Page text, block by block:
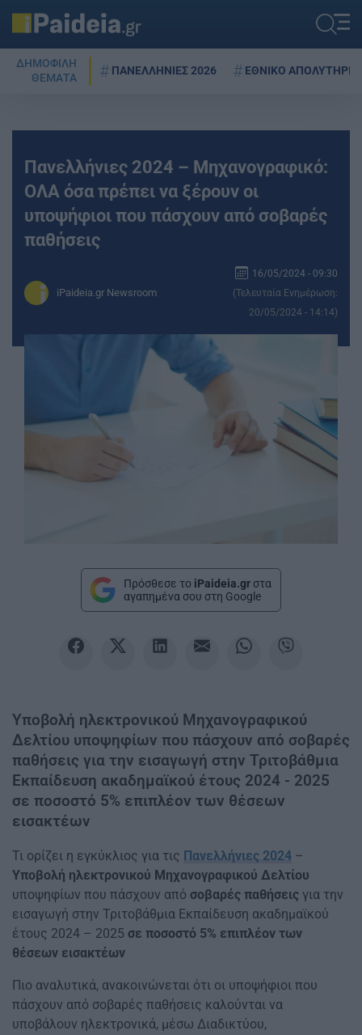
ΔΗΜΟΦΙΛΗ
ΘΕΜΑΤΑ
ΠΑΝΕΛΛΗΝΙΕΣ 2026 ΕΘΝΙΚΟ ΑΠΟΛΥΤΗΡΙΟ
Πανελλήνιες 2024 – Μηχανογραφικό:
ΟΛΑ όσα πρέπει να ξέρουν οι
υποψήφιοι που πάσχουν από σοβαρές
παθήσεις
iPaideia.gr Newsroom
16/05/2024 - 09:30
(Τελευταία Ενημέρωση:
20/05/2024 - 14:14)
Πρόσθεσε το iPaideia.gr στα
αγαπημένα σου στη Google
Υποβολή ηλεκτρονικού Μηχανογραφικού
Δελτίου υποψηφίων που πάσχουν από σοβαρές
παθήσεις για την εισαγωγή στην Τριτοβάθμια
Εκπαίδευση ακαδημαϊκού έτους 2024 - 2025
σε ποσοστό 5% επιπλέον των θέσεων
εισακτέων
Τι ορίζει η εγκύκλιος για τις Πανελλήνιες 2024 –
Υποβολή ηλεκτρονικού Μηχανογραφικού Δελτίου
υποψηφίων που πάσχουν από σοβαρές παθήσεις για την
εισαγωγή στην Τριτοβάθμια Εκπαίδευση ακαδημαϊκού
έτους 2024 – 2025 σε ποσοστό 5% επιπλέον των
θέσεων εισακτέων
Πιο αναλυτικά, ανακοινώνεται ότι οι υποψήφιοι που
πάσχουν από σοβαρές παθήσεις καλούνται να
υποβάλουν ηλεκτρονικά, μέσω Διαδικτύου,